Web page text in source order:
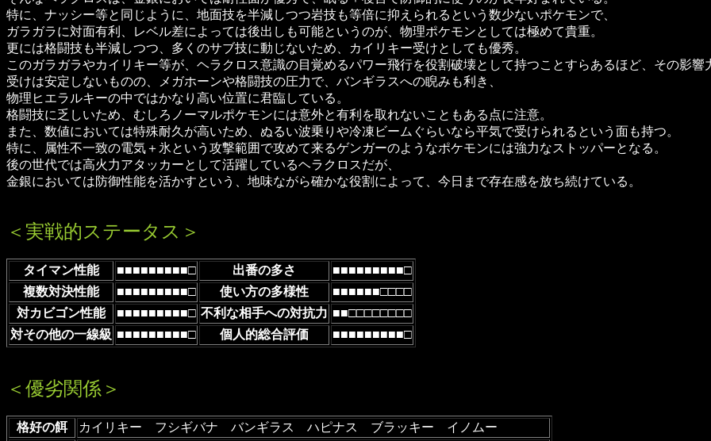
特に、ナッシー等と同じように、地面技を半減しつつ岩技も等倍に抑えられるという数少ないポケモンで、
ガラガラに対面有利、レベル差によっては後出しも可能というのが、物理ポケモンとしては極めて貴重。
更には格闘技も半減しつつ、多くのサブ技に動じないため、カイリキー受けとしても優秀。
このガラガラやカイリキー等が、ヘラクロス意識の目覚めるパワー飛行を役割破壊として持つことすらあるほど、その影響
受けは安定しないものの、メガホーンや格闘技の圧力で、バンギラスへの睨みも利き、
物理ヒエラルキーの中ではかなり高い位置に君臨している。
格闘技に乏しいため、むしろノーマルポケモンには意外と有利を取れないこともある点に注意。
また、数値においては特殊耐久が高いため、ぬるい波乗りや冷凍ビームぐらいなら平気で受けられるという面も持つ。
特に、属性不一致の電気＋氷という攻撃範囲で攻めて来るゲンガーのようなポケモンには強力なストッパーとなる。
後の世代では高火力アタッカーとして活躍しているヘラクロスだが、
金銀においては防御性能を活かすという、地味ながら確かな役割によって、今日まで存在感を放ち続けている。
＜実戦的ステータス＞
タイマン性能 ■■■■■■■■■□ 出番の多さ
■■■■■■■■■□
複数対決性能
■■■■■■■■■□ 使い方の多様性
■■■■■■□□□□
対カビゴン性能
■■■■■■■■■□ 不利な相手への対抗力 ■■□□□□□□□□
対その他の一線級 ■■■■■■■■■□ 個人的総合評価 ■■■■■■■■■□
＜優劣関係＞
格好の餌
カイリキー フシギバナ バンギラス ハピナス ブラッキー イノムー